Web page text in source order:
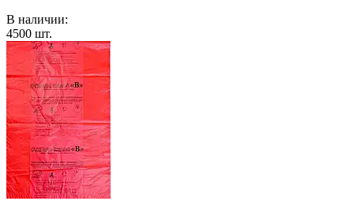
В наличии:
4500 шт.